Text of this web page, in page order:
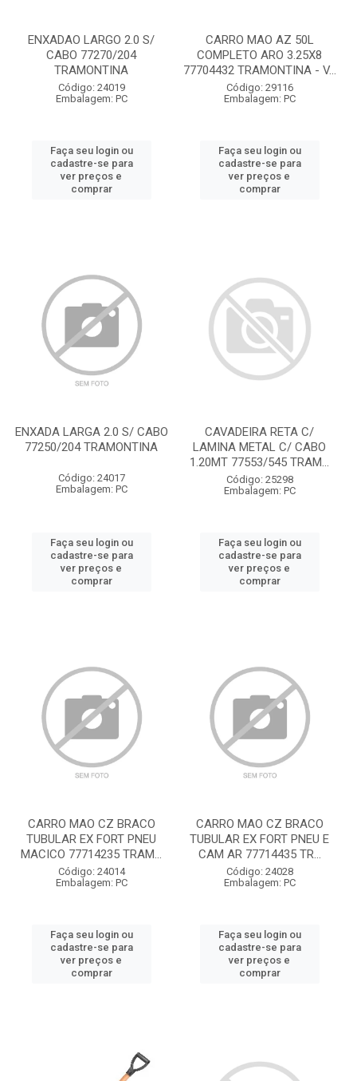
ENXADAO LARGO 2.0 S/
CABO 77270/204
TRAMONTINA
Código: 24019
Embalagem: PC
Faça seu login ou
cadastre-se para
ver preços e
comprar
CARRO MAO AZ 50L
COMPLETO ARO 3.25X8
77704432 TRAMONTINA - V...
Código: 29116
Embalagem: PC
Faça seu login ou
cadastre-se para
ver preços e
comprar
ENXADA LARGA 2.0 S/ CABO
77250/204 TRAMONTINA
Código: 24017
Embalagem: PC
Faça seu login ou
cadastre-se para
ver preços e
comprar
CAVADEIRA RETA C/
LAMINA METAL C/ CABO
1.20MT 77553/545 TRAM...
Código: 25298
Embalagem: PC
Faça seu login ou
cadastre-se para
ver preços e
comprar
CARRO MAO CZ BRACO
TUBULAR EX FORT PNEU
MACICO 77714235 TRAM...
Código: 24014
Embalagem: PC
Faça seu login ou
cadastre-se para
ver preços e
comprar
CARRO MAO CZ BRACO
TUBULAR EX FORT PNEU E
CAM AR 77714435 TR...
Código: 24028
Embalagem: PC
Faça seu login ou
cadastre-se para
ver preços e
comprar